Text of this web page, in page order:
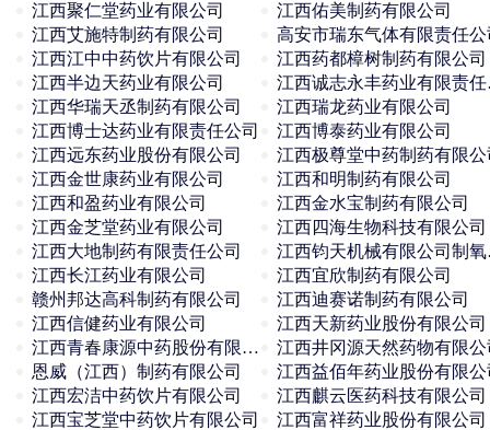
江西聚仁堂药业有限公司
江西佑美制药有限公司
江西艾施特制药有限公司
高安市瑞东气体有限责任公
江西江中中药饮片有限公司
江西药都樟树制药有限公司
江西半边天药业有限公司
江
江西华瑞天丞制药有限公司
江西瑞龙药业有限公司
江西博士达药业有限责任公司
江西博泰药业有限公司
江西远东药业股份有限公司
江西极尊堂中药制药有限公
江西金世康药业有限公司
江西和明制药有限公司
江西和盈药业有限公司
江西金水宝制药有限公司
江西金芝堂药业有限公司
江西四海生物科技有限公司
江西大地制药有限责任公司
江
江西长江药业有限公司
江西宜欣制药有限公司
赣州邦达高科制药有限公司
江西迪赛诺制药有限公司
江西信健药业有限公司
江西天新药业股份有限公司
江西青春康源中药股份有限公司
江西井冈源天然药物有限公
恩威（江西）制药有限公司
江西益佰年药业股份有限公
江西宏洁中药饮片有限公司
江西麒云医药科技有限公司
江西宝芝堂中药饮片有限公司
江西富祥药业股份有限公司